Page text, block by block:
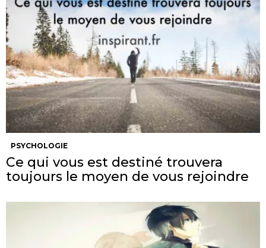
PSYCHOLOGIE
Ce qui vous est destiné trouvera
toujours le moyen de vous rejoindre